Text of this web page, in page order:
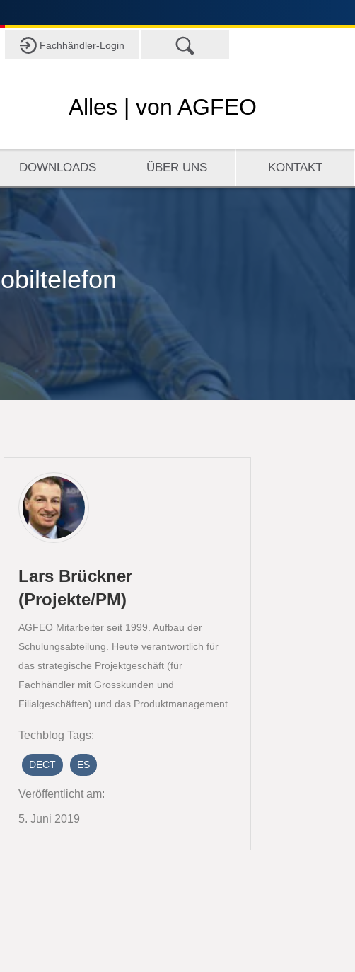
Alles | von AGFEO
DOWNLOADS ÜBER UNS KONTAKT
Fachhändler-Login
Lars Brückner
(Projekte/PM)
AGFEO Mitarbeiter seit 1999. Aufbau der
Schulungsabteilung. Heute verantwortlich für
das strategische Projektgeschäft (für
Fachhändler mit Grosskunden und
Filialgeschäften) und das Produktmanagement.
Techblog Tags:
DECT ES
Veröffentlicht am:
5. Juni 2019